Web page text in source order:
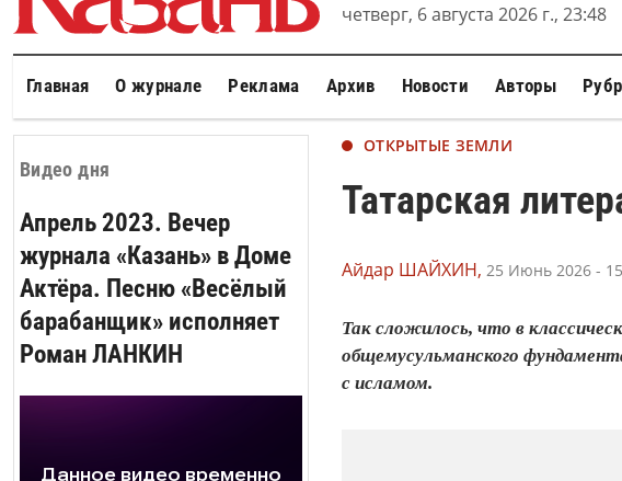
четверг, 6 августа 2026 г., 23:48
Главная О журнале Реклама Архив Новости Авторы
Видео дня
Апрель 2023. Вечер
журнала «Казань» в Доме
Актёра. Песню «Весёлый
барабанщик» исполняет
Роман ЛАНКИН
ОТКРЫТЫЕ ЗЕМЛИ
Татарская
Айдар ШАЙХИН, 25 Июнь 2026 -
Так сложилось, что в
общемусульманского
с исламом.